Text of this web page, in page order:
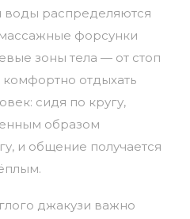
воды распределяются
форсунки
зоны тела — от стоп
комфортно отдыхать
сидя по кругу,
образом
и общение получается
джакузи важно